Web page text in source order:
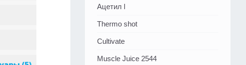
Ацетил l
Thermo shot
Cultivate
Muscle Juice 2544